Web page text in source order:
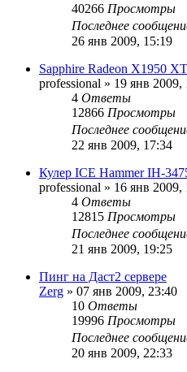
40266 Просмотры
Последнее
26 янв 2009, 15:19
Sapphire Radeon X1950
professional » 19 янв 2009,
4 Ответы
12866 Просмотры
Последнее
22 янв 2009, 17:34
Кулер ICE Hammer IH-
professional » 16 янв 2009,
4 Ответы
12815 Просмотры
Последнее
21 янв 2009, 19:25
Пинг на Даст2 сервере
Zerg » 07 янв 2009, 23:40
10 Ответы
19996 Просмотры
Последнее
20 янв 2009, 22:33